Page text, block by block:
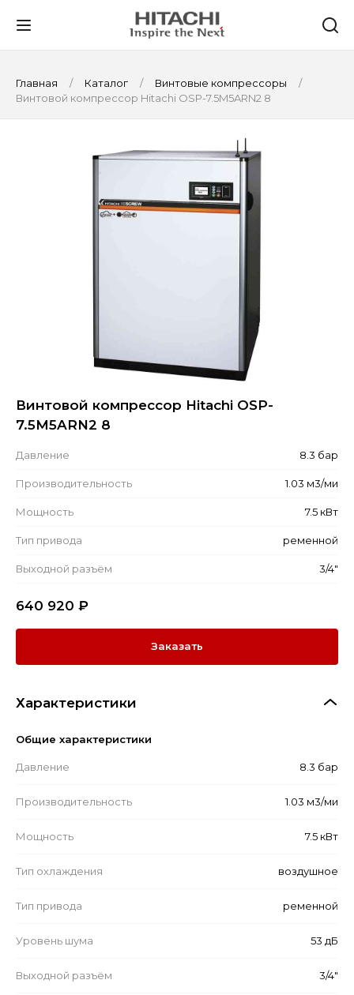
Главная Каталог
Винтовые компрессоры
Винтовой компрессор Hitachi OSP-7.5M5ARN2 8
Винтовой компрессор Hitachi OSP-
7.5M5ARN2 8
Давление 8.3 бар
Производительность 1.03 м3/ми
Мощность 7.5 кВт
Тип привода ременной
Выходной разъём 3/4"
640 920 ₽
Заказать
Характеристики
Общие характеристики
Давление 8.3 бар
Производительность 1.03 м3/ми
Мощность 7.5 кВт
Тип охлаждения воздушное
Тип привода ременной
Уровень шума 53 дБ
Выходной разъём 3/4"